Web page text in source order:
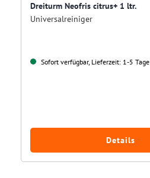
Dreiturm Neofris citrus+ 1 ltr.
Universalreiniger
Sofort verfügbar, Lieferzeit: 1-5 Tage
Details